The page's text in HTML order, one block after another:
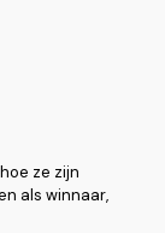
ze zijn
als winnaar,